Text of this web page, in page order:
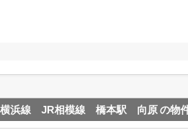
浜線 JR相模線 橋本駅 向原 の物